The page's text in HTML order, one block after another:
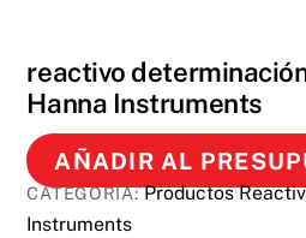
reactivo
Hanna Instruments
AÑADIR AL
CATEGORÍA:Productos
Instruments